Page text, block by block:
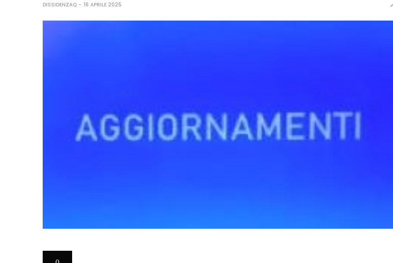
DISSIDENZAQ 16 APRILE 2025